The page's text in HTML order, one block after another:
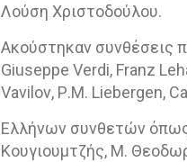
Λούση Χριστοδούλου.
Ακούστηκαν συνθέσεις
Giuseppe Verdi, Franz
Vavilov, P.M. Liebergen,
Ελλήνων συνθετών όπως
Κουγιουμτζής, Μ.